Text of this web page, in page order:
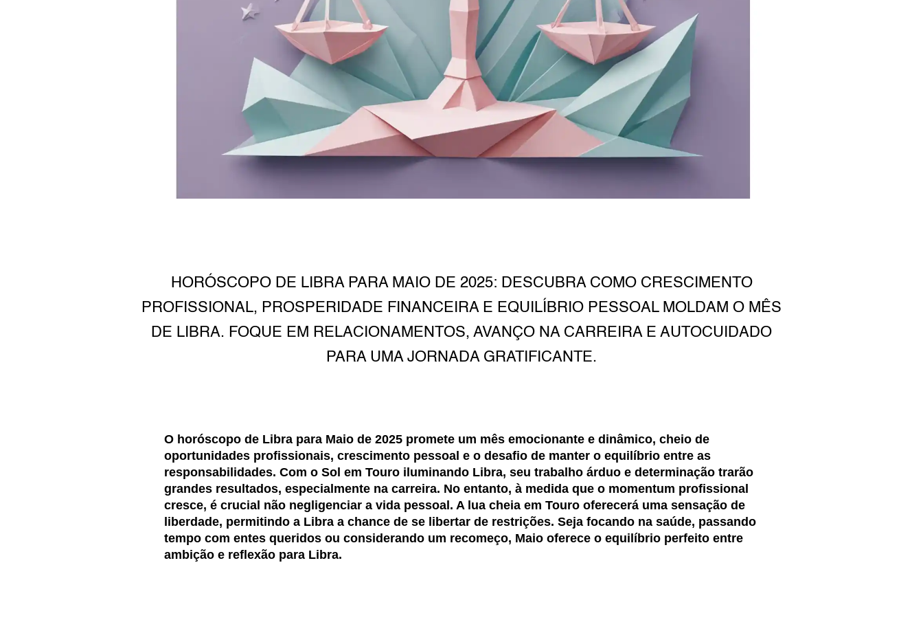
HORÓSCOPO DE LIBRA PARA MAIO DE 2025: DESCUBRA COMO CRESCIMENTO
PROFISSIONAL, PROSPERIDADE FINANCEIRA E EQUILÍBRIO PESSOAL MOLDAM O MÊS
DE LIBRA. FOQUE EM RELACIONAMENTOS, AVANÇO NA CARREIRA E AUTOCUIDADO
PARA UMA JORNADA GRATIFICANTE.
O horóscopo de Libra para Maio de 2025 promete um mês emocionante e dinâmico, cheio de
oportunidades profissionais, crescimento pessoal e o desafio de manter o equilíbrio entre as
responsabilidades. Com o Sol em Touro iluminando Libra, seu trabalho árduo e determinação trarão
grandes resultados, especialmente na carreira. No entanto, à medida que o momentum profissional
cresce, é crucial não negligenciar a vida pessoal. A lua cheia em Touro oferecerá uma sensação de
liberdade, permitindo a Libra a chance de se libertar de restrições. Seja focando na saúde, passando
tempo com entes queridos ou considerando um recomeço, Maio oferece o equilíbrio perfeito entre
ambição e reflexão para Libra.